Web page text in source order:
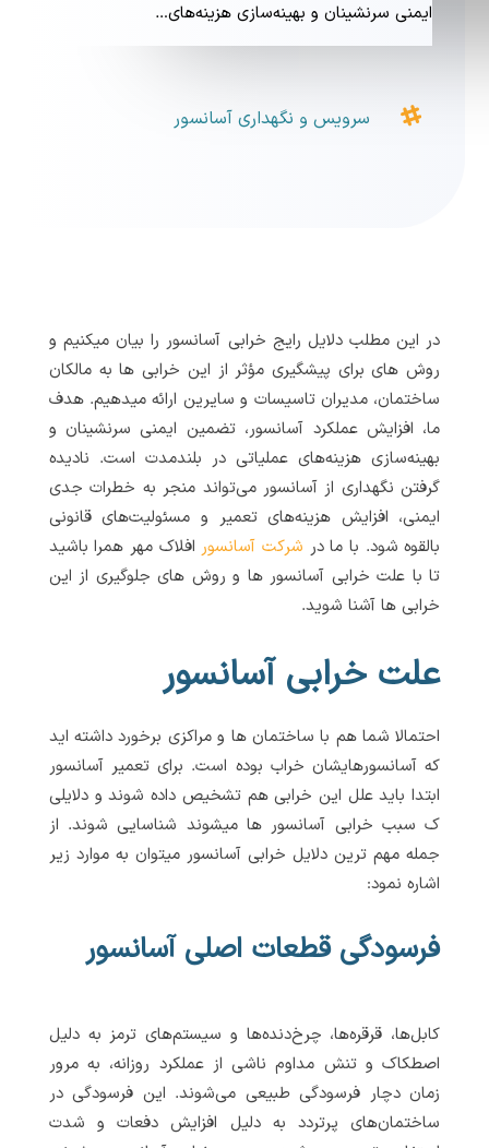
ایمنی سرنشینان و بهینه‌سازی هزینه‌های…
 سرویس و نگهداری آسانسور
در این مطلب دلایل رایج خرابی آسانسور را بیان میکنیم و
روش های برای پیشگیری مؤثر از این خرابی ها به مالکان
ساختمان، مدیران تاسیسات و سایرین ارائه میدهیم. هدف
ما، افزایش عملکرد آسانسور، تضمین ایمنی سرنشینان و
بهینه‌سازی هزینه‌های عملیاتی در بلندمدت است. نادیده
گرفتن نگهداری از آسانسور می‌تواند منجر به خطرات جدی
ایمنی، افزایش هزینه‌های تعمیر و مسئولیت‌های قانونی
بالقوه شود. با ما در شرکت آسانسور افلاک مهر همرا باشید
تا با علت خرابی آسانسور ها و روش های جلوگیری از این
خرابی ها آشنا شوید.
علت خرابی آسانسور
احتمالا شما هم با ساختمان ها و مراکزی برخورد داشته اید
که آسانسورهایشان خراب بوده است. برای تعمیر آسانسور
ابتدا باید علل این خرابی هم تشخیص داده شوند و دلایلی
ک سبب خرابی آسانسور ها میشوند شناسایی شوند. از
جمله مهم ترین دلایل خرابی آسانسور میتوان به موارد زیر
اشاره نمود:
فرسودگی قطعات اصلی آسانسور
کابل‌ها، قرقره‌ها، چرخ‌دنده‌ها و سیستم‌های ترمز به دلیل
اصطکاک و تنش مداوم ناشی از عملکرد روزانه، به مرور
زمان دچار فرسودگی طبیعی می‌شوند. این فرسودگی در
ساختمان‌های پرتردد به دلیل افزایش دفعات و شدت